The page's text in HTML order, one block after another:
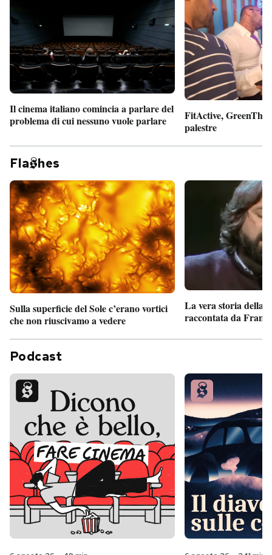
Il cinema italiano comincia a parlare del
problema di cui nessuno vuole parlare
FitActive,
palestre
Fla hes
Sulla superficie del Sole c’erano vortici
che non riuscivamo a vedere
La vera storia della
raccontata da
Podcast